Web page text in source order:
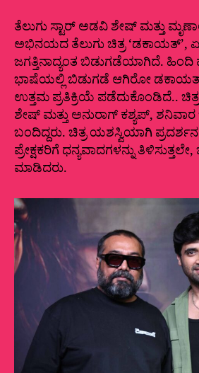
ತೆಲುಗು ಸ್ಟಾರ್ ಅಡವಿ ಶೇಷ್‍ ಮತ್ತು
ಅಭಿನಯದ ತೆಲುಗು ಚಿತ್ರ ‘ಡಕಾಯತ್’,
ಜಗತ್ತಿನಾದ್ಯಂತ ಬಿಡುಗಡೆಯಾಗಿದೆ. ಹಿಂದಿ
ಭಾಷೆಯಲ್ಲಿ ಬಿಡುಗಡೆ ಆಗಿರೋ
ಉತ್ತಮ ಪ್ರತಿಕ್ರಿಯೆ ಪಡೆದುಕೊಂಡಿದೆ..
ಶೇಷ್‍ ಮತ್ತು ಅನುರಾಗ್‍ ಕಶ್ಯಪ್‍,
ಬಂದಿದ್ದರು. ಚಿತ್ರ ಯಶಸ್ವಿಯಾಗಿ ಪ್ರದರ್ಶನ
ಪ್ರೇಕ್ಷಕರಿಗೆ ಧನ್ಯವಾದಗಳನ್ನು ತಿಳಿಸುತ್ತಲೇ,
ಮಾಡಿದರು.